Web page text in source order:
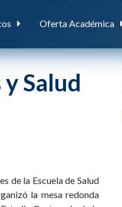
Oferta Académica
Salud
de la Escuela de Salud
la mesa redonda